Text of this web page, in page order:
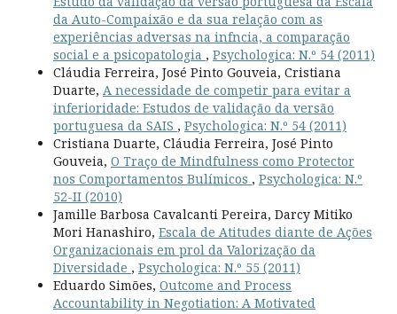
da Auto-Compaixão e da sua relação com as
experiências adversas na infncia, a comparação
social e a psicopatologia , Psychologica: N.º 54 (2011)
Cláudia Ferreira, José Pinto Gouveia, Cristiana
Duarte, A necessidade de competir para evitar a
inferioridade: Estudos de validação da versão
portuguesa da SAIS , Psychologica: N.º 54 (2011)
Cristiana Duarte, Cláudia Ferreira, José Pinto
Gouveia, O Traço de Mindfulness como Protector
nos Comportamentos Bulímicos , Psychologica: N.º
52-II (2010)
Jamille Barbosa Cavalcanti Pereira, Darcy Mitiko
Mori Hanashiro, Escala de Atitudes diante de Ações
Organizacionais em prol da Valorização da
Diversidade , Psychologica: N.º 55 (2011)
Eduardo Simões, Outcome and Process
Accountability in Negotiation: A Motivated